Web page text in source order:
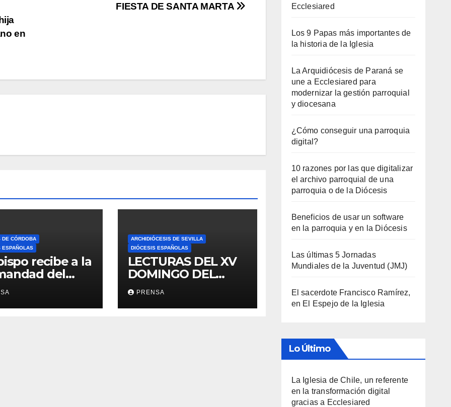
FIESTA DE SANTA MARTA
en
DE CÓRDOBA
ESPAÑOLAS
recibe a la
del
ARCHIDIÓCESIS DE SEVILLA
DIÓCESIS ESPAÑOLAS
LECTURAS DEL XV
DOMINGO DEL
TIEMPO
ORDINARIO (A)
PRENSA
Ecclesiared
Los 9 Papas más importantes de
la historia de la Iglesia
La Arquidiócesis de Paraná se
une a Ecclesiared para
modernizar la gestión parroquial
y diocesana
¿Cómo conseguir una parroquia
digital?
10 razones por las que digitalizar
el archivo parroquial de una
parroquia o de la Diócesis
Beneficios de usar un software
en la parroquia y en la Diócesis
Las últimas 5 Jornadas
Mundiales de la Juventud (JMJ)
El sacerdote Francisco Ramírez,
en El Espejo de la Iglesia
Lo Último
La Iglesia de Chile, un referente
en la transformación digital
gracias a Ecclesiared